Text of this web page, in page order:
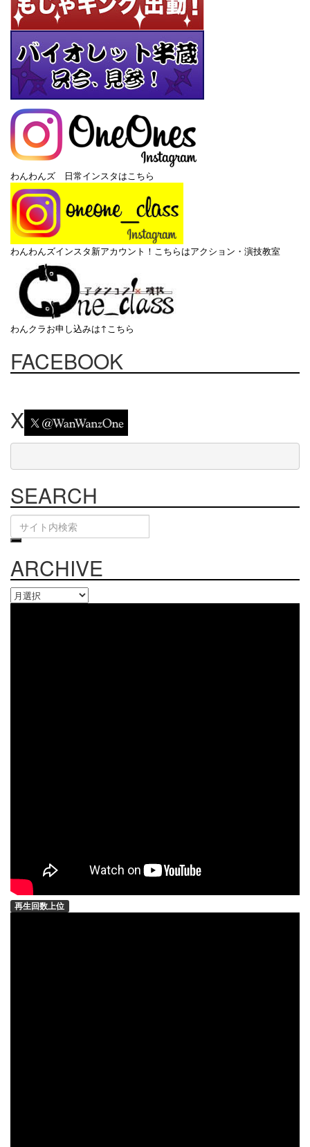
わんわんズ 日常インスタはこちら
わんわんズインスタ新アカウント！こちらはアクション・演技教室
わんクラお申し込みは↑こちら
FACEBOOK
X
SEARCH
ARCHIVE
ARCHIVE
再生回数上位